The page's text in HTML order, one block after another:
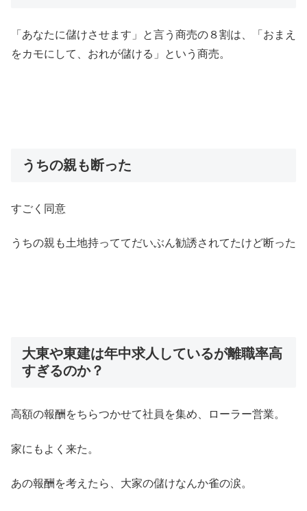
「あなたに儲けさせます」と言う商売の８割は、「おまえ
をカモにして、おれが儲ける」という商売。
うちの親も断った
すごく同意
うちの親も土地持っててだいぶん勧誘されてたけど断った
大東や東建は年中求人しているが離職率高
すぎるのか？
高額の報酬をちらつかせて社員を集め、ローラー営業。
家にもよく来た。
あの報酬を考えたら、大家の儲けなんか雀の涙。